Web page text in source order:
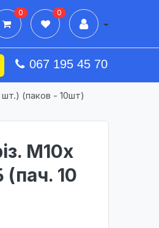
0 0
067 195 45 70
шт.) (паков - 10шт)
М10х
(пач. 10